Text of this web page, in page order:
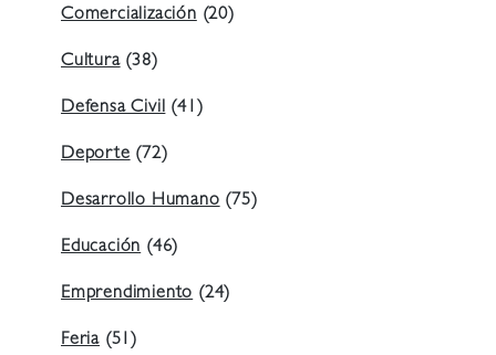
Comercialización(20)
Cultura(38)
Defensa Civil(41)
Deporte(72)
Desarrollo Humano(75)
Educación(46)
Emprendimiento(24)
Feria (51)